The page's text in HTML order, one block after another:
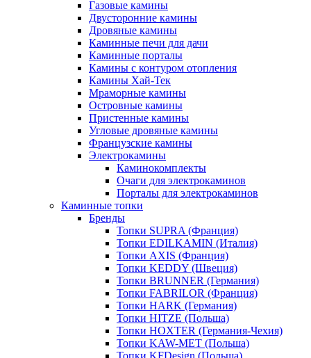
Газовые камины
Двусторонние камины
Дровяные камины
Каминные печи для дачи
Каминные порталы
Камины с контуром отопления
Камины Хай-Тек
Мраморные камины
Островные камины
Пристенные камины
Угловые дровяные камины
Французские камины
Электрокамины
Каминокомплекты
Очаги для электрокаминов
Порталы для электрокаминов
Каминные топки
Бренды
Топки SUPRA (Франция)
Топки EDILKAMIN (Италия)
Топки AXIS (Франция)
Топки KEDDY (Швеция)
Топки BRUNNER (Германия)
Топки FABRILOR (Франция)
Топки HARK (Германия)
Топки HITZE (Польша)
Топки HOXTER (Германия-Чехия)
Топки KAW-MET (Польша)
Топки KFDesign (Польша)